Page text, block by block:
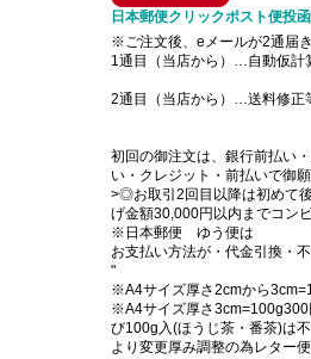
日本郵便クリックポスト便投
※ご注文後、eメールが2通届
1通目（当店から）…自動仮計
2通目（当店から）…送料修正
初回の御注文は、銀行前払い
い・クレジット・前払いで御願
>◎お取引2回目以降は初めて
げ金額30,000円以内までコン
※日本郵便 ゆう便は
お支払い方法が・代金引換・
"
※A4サイズ厚さ2cmから
※A4サイズ厚さ3cm=100g300
び100g入(ほうじ茶・番茶)は
より変更厚み調整の為レター